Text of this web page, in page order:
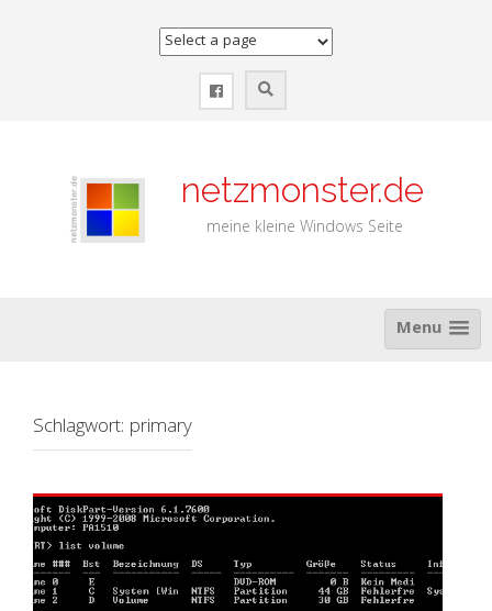
netzmonster.de
meine kleine Windows Seite
Menu
Schlagwort: primary